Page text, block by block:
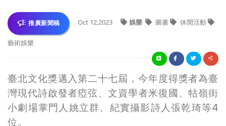
推廣新聞稿 Oct 12,2023 娛樂 圖書 休閒活動
藝術娛樂
臺北文化獎邁入第二十七屆，今年度得獎者為臺
灣現代詩啟發者瘂弦、文資學者米復國、牯嶺街
小劇場掌門人姚立群、紀實攝影詩人張乾琦等4
位。